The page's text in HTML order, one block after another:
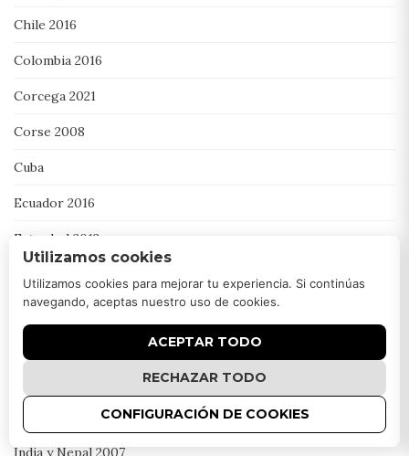
Chile 2016
Colombia 2016
Corcega 2021
Corse 2008
Cuba
Ecuador 2016
Estambul 2013
Grecia
Ile de la Réunion
India y Nepal 2007
Utilizamos cookies
Utilizamos cookies para mejorar tu experiencia. Si continúas
navegando, aceptas nuestro uso de cookies.
ACEPTAR TODO
RECHAZAR TODO
CONFIGURACIÓN DE COOKIES